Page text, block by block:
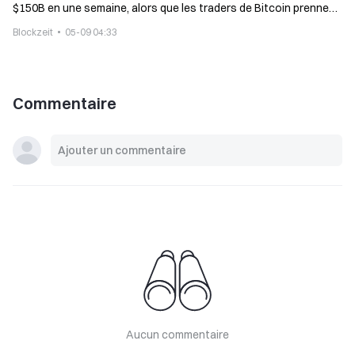
$150B en une semaine, alors que les traders de Bitcoin prennent
Blockzeit 05-09 04:33
Commentaire
Aucun commentaire